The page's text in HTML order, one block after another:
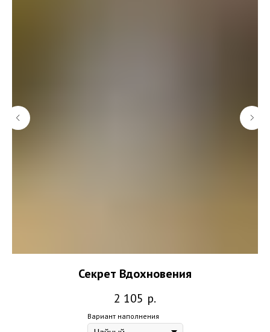
Секрет Вдохновения
2 105 р.
Вариант наполнения